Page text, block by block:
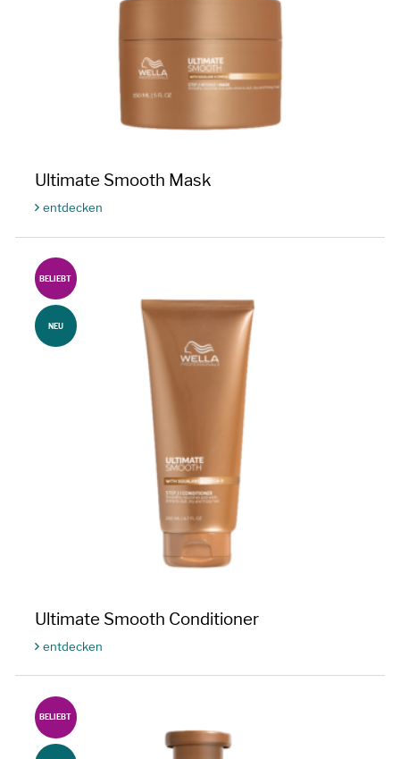
Ultimate Smooth Mask
entdecken
BELIEBT
NEU
Ultimate Smooth Conditioner
entdecken
BELIEBT